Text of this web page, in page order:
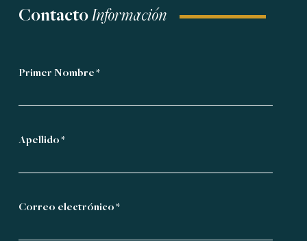
ContactoInformación
Primer Nombre *
Apellido *
Correo electrónico *